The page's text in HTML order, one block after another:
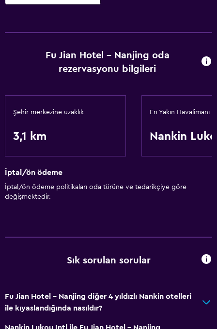
Çamaşır yıkama tesisleri
İş merkezi
Sağlık ve güvenlik
Temel özellikler
Ücretsiz WiFi
Fu Jian Hotel - Nanjing oda
rezervasyonu bilgileri
Şehir merkezine uzaklık
3,1 km
En Yakın Havalimanı
Nankin
İptal/ön ödeme
İptal/ön ödeme politikaları oda türüne ve tedarikçiye göre
değişmektedir.
Sık sorulan sorular
Fu Jian Hotel - Nanjing diğer 4 yıldızlı Nankin otelleri
ile kıyaslandığında nasıldır?